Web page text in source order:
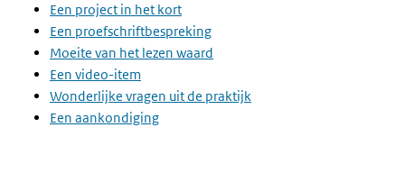
Een project in het kort
Een proefschriftbespreking
Moeite van het lezen waard
Een video-item
Wonderlijke vragen uit de praktijk
Een aankondiging